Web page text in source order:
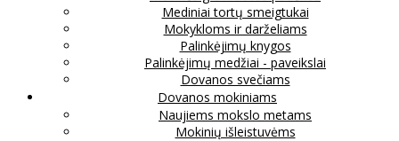
Mediniai tortų smeigtukai
Mokykloms ir darželiams
Palinkėjimų knygos
Palinkėjimų medžiai - paveikslai
Dovanos svečiams
Dovanos mokiniams
Naujiems mokslo metams
Mokinių išleistuvėms